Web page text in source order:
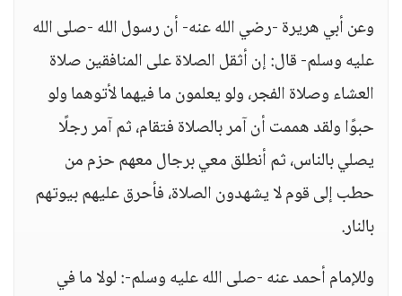
وعن أبي هريرة -رضي الله عنه- أن رسول الله -صلى الله
عليه وسلم- قال: إن أثقل الصلاة على المنافقين صلاة
العشاء وصلاة الفجر، ولو يعلمون ما فيهما لأتوهما ولو
حبوًا ولقد هممت أن آمر بالصلاة فتقام، ثم آمر رجلًا
يصلي بالناس، ثم أنطلق معي برجال معهم حزم من
حطب إلى قوم لا يشهدون الصلاة، فأحرق عليهم بيوتهم
بالنار.
وللإمام أحمد عنه -صلى الله عليه وسلم-: لولا ما في